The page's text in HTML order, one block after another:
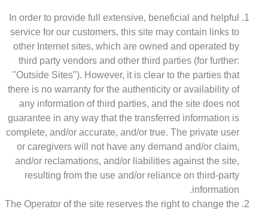
In order to provide full extensive, beneficial and helpful
service for our customers, this site may contain links to
other Internet sites, which are owned and operated by
third party vendors and other third parties (for further:
"Outside Sites"). However, it is clear to the parties that
there is no warranty for the authenticity or availability of
any information of third parties, and the site does not
guarantee in any way that the transferred information is
complete, and/or accurate, and/or true. The private user
or caregivers will not have any demand and/or claim,
and/or reclamations, and/or liabilities against the site,
resulting from the use and/or reliance on third-party
information.
The Operator of the site reserves the right to change the